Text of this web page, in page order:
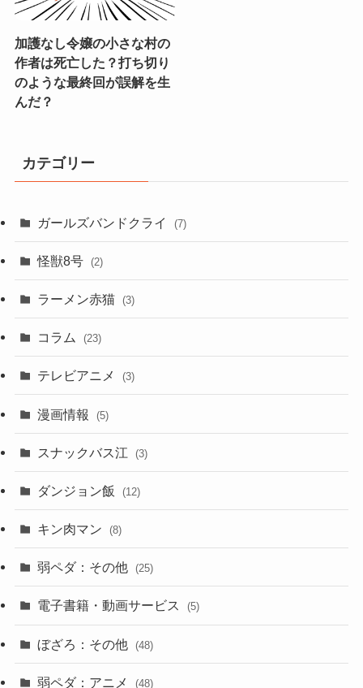
加護なし令嬢の小さな村の
作者は死亡した？打ち切り
のような最終回が誤解を生
んだ？
カテゴリー
ガールズバンドクライ (7)
怪獣8号 (2)
ラーメン赤猫 (3)
コラム (23)
テレビアニメ (3)
漫画情報 (5)
スナックバス江 (3)
ダンジョン飯 (12)
キン肉マン (8)
弱ペダ：その他 (25)
電子書籍・動画サービス (5)
ぼざろ：その他 (48)
弱ペダ：アニメ (48)